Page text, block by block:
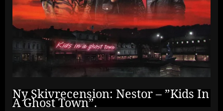
Ny Skivrecension: Nestor – ”Kids In
A Ghost Town”.